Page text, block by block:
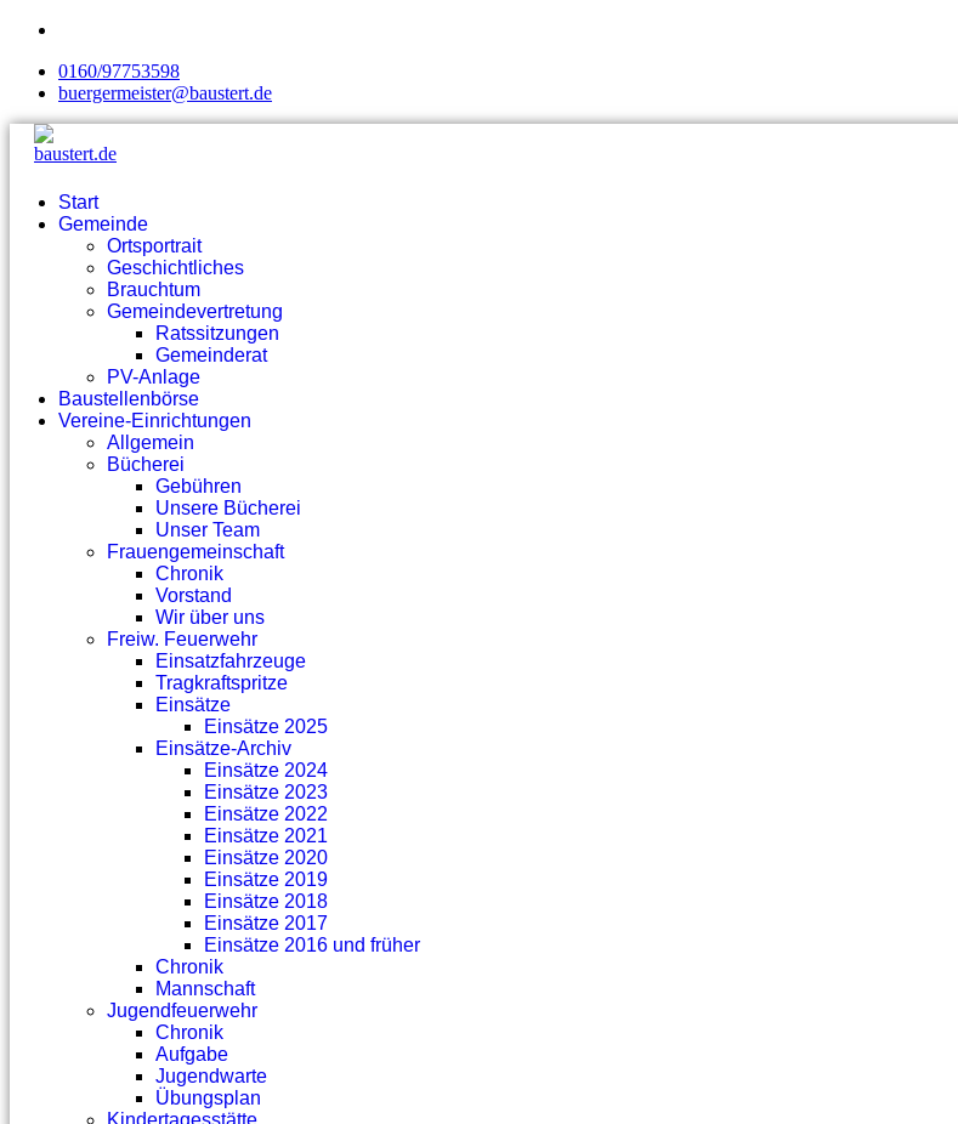
0160/97753598
buergermeister@baustert.de
Start
Gemeinde
Ortsportrait
Geschichtliches
Brauchtum
Gemeindevertretung
Ratssitzungen
Gemeinderat
PV-Anlage
Baustellenbörse
Vereine-Einrichtungen
Allgemein
Bücherei
Gebühren
Unsere Bücherei
Unser Team
Frauengemeinschaft
Chronik
Vorstand
Wir über uns
Freiw. Feuerwehr
Einsatzfahrzeuge
Tragkraftspritze
Einsätze
Einsätze 2025
Einsätze-Archiv
Einsätze 2024
Einsätze 2023
Einsätze 2022
Einsätze 2021
Einsätze 2020
Einsätze 2019
Einsätze 2018
Einsätze 2017
Einsätze 2016 und früher
Chronik
Mannschaft
Jugendfeuerwehr
Chronik
Aufgabe
Jugendwarte
Übungsplan
Kindertagesstätte